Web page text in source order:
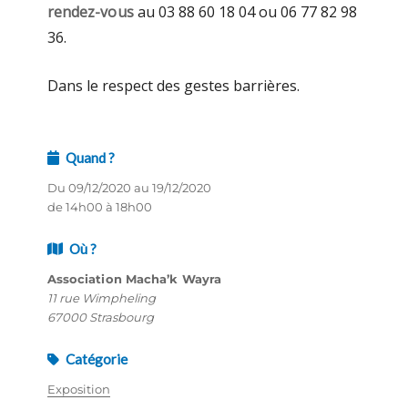
rendez-vousau 03 88 60 18 04 ou 06 77 82 98
36.
Dans le respect des gestes barrières.
Quand ?
Du 09/12/2020 au 19/12/2020
de 14h00 à 18h00
Où ?
Association Macha’k Wayra
11 rue Wimpheling
67000 Strasbourg
Catégorie
Exposition